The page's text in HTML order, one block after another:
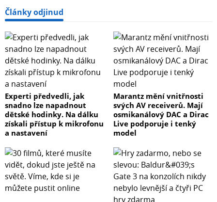
Články odjinud
Experti předvedli, jak
snadno lze napadnout
dětské hodinky. Na dálku
získali přístup k mikrofonu
a nastavení
Marantz mění vnitřnosti
svých AV receiverů. Mají
osmikanálový DAC a Dirac
Live podporuje i tenký
model